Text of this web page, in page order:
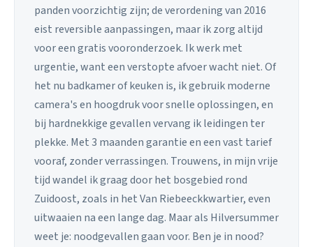
panden voorzichtig zijn; de verordening van 2016
eist reversible aanpassingen, maar ik zorg altijd
voor een gratis vooronderzoek. Ik werk met
urgentie, want een verstopte afvoer wacht niet. Of
het nu badkamer of keuken is, ik gebruik moderne
camera's en hoogdruk voor snelle oplossingen, en
bij hardnekkige gevallen vervang ik leidingen ter
plekke. Met 3 maanden garantie en een vast tarief
vooraf, zonder verrassingen. Trouwens, in mijn vrije
tijd wandel ik graag door het bosgebied rond
Zuidoost, zoals in het Van Riebeeckkwartier, even
uitwaaien na een lange dag. Maar als Hilversummer
weet je: noodgevallen gaan voor. Ben je in nood?